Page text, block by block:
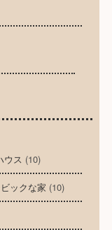
ウス (10)
ックな家 (10)